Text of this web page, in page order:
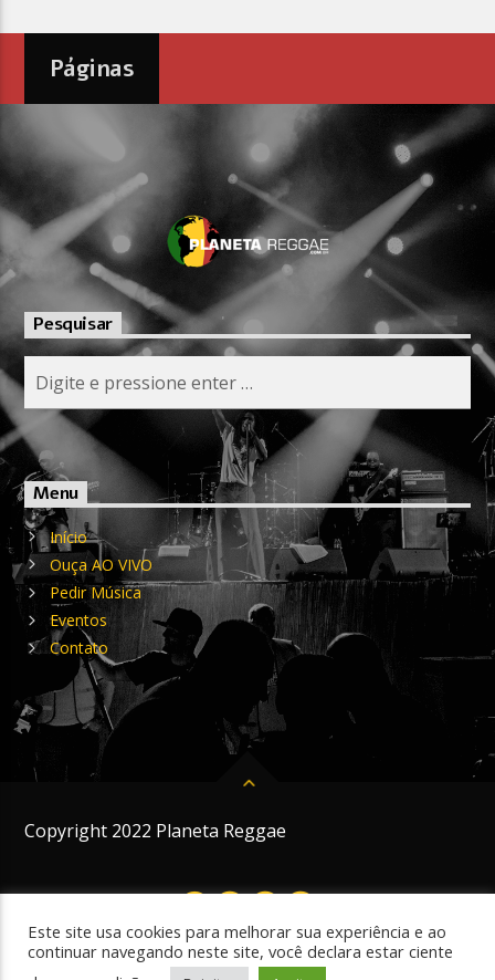
Páginas
Pesquisar
Menu
Início
Ouça AO VIVO
Pedir Música
Eventos
Contato
Copyright 2022 Planeta Reggae
Este site usa cookies para melhorar sua experiência e ao
continuar navegando neste site, você declara estar ciente